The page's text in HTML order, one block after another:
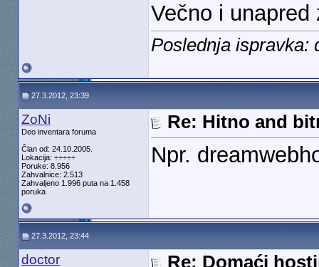
Večno i unapred
Poslednja ispravka:
27.3.2012, 23:39
ZoNi
Deo inventara foruma
Član od: 24.10.2005.
Lokacija: ÷÷÷÷÷
Poruke: 8.956
Zahvalnice: 2.513
Zahvaljeno 1.996 puta na 1.458
poruka
Re: Hitno and
Npr.
27.3.2012, 23:44
doctor Re: Domaći